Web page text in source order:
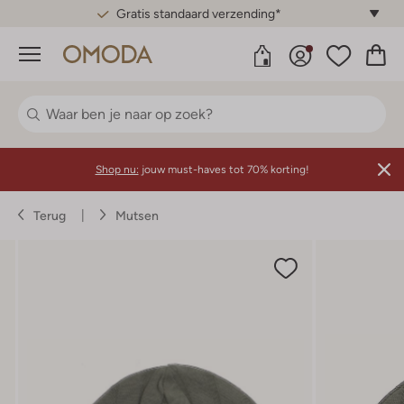
Gratis standaard verzending*
Menu
Shop nu: jouw must-haves tot 70% korting!
Terug Mutsen